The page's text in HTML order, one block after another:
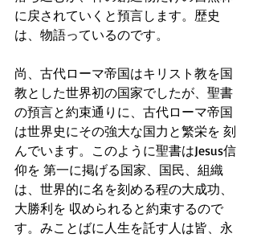
に戻されていくと預言します。歴史
は、物語っているのです。
尚、古代ローマ帝国はキリスト教を国
教とした世界初の国家でしたが、聖書
の預言と約束通りに、古代ローマ帝国
は世界史にその強大な国力と繁栄を 刻
んでいます。このように聖書はJesus信
仰を 第一に掲げる国家、国民、組織
は、世界的に名を刻める程の大成功、
大勝利を 収められると約束するので
す。みことばに人生を託す人は皆、永